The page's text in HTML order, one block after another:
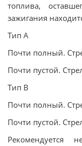
топлива,
зажигания
Тип А
Почти полный.
Почти пустой.
Тип В
Почти полный.
Почти пустой.
Рекомендуется